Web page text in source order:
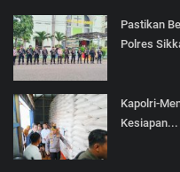
Pastikan
Polres
Kapolri-
Kesiapan...